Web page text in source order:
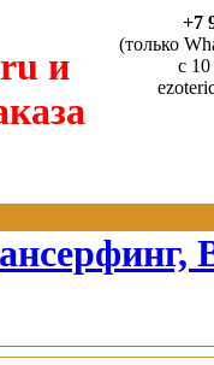
и
+7
(только
с